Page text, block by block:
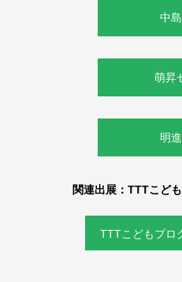
中
萌昇
明
関連出展：TTTこど
TTTこどもプロ